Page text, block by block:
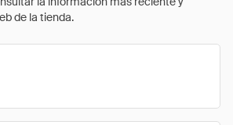
de la tienda.